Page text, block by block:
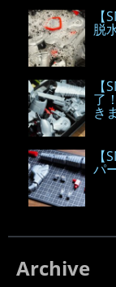
脱
了
き
パ
Archive